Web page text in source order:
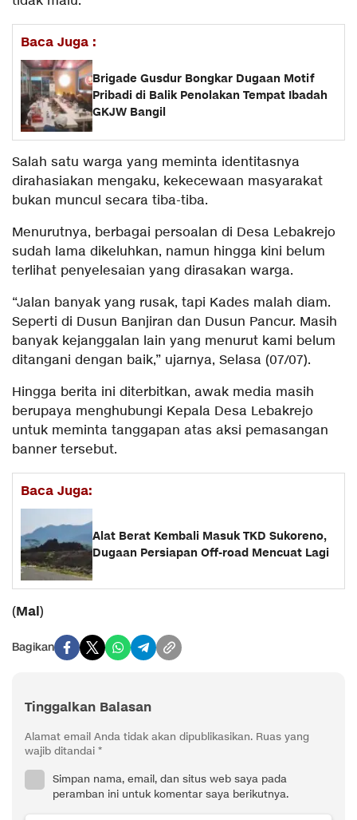
Baca Juga :
Brigade Gusdur Bongkar Dugaan Motif
Pribadi di Balik Penolakan Tempat Ibadah
GKJW Bangil
Salah satu warga yang meminta identitasnya
dirahasiakan mengaku, kekecewaan masyarakat
bukan muncul secara tiba-tiba.
Menurutnya, berbagai persoalan di Desa Lebakrejo
sudah lama dikeluhkan, namun hingga kini belum
terlihat penyelesaian yang dirasakan warga.
“Jalan banyak yang rusak, tapi Kades malah diam.
Seperti di Dusun Banjiran dan Dusun Pancur. Masih
banyak kejanggalan lain yang menurut kami belum
ditangani dengan baik,” ujarnya, Selasa (07/07).
Hingga berita ini diterbitkan, awak media masih
berupaya menghubungi Kepala Desa Lebakrejo
untuk meminta tanggapan atas aksi pemasangan
banner tersebut.
Baca Juga:
Alat Berat Kembali Masuk TKD Sukoreno,
Dugaan Persiapan Off-road Mencuat Lagi
(Mal)
Bagikan
Tinggalkan Balasan
Alamat email Anda tidak akan dipublikasikan. Ruas yang
wajib ditandai *
Simpan nama, email, dan situs web saya pada
peramban ini untuk komentar saya berikutnya.